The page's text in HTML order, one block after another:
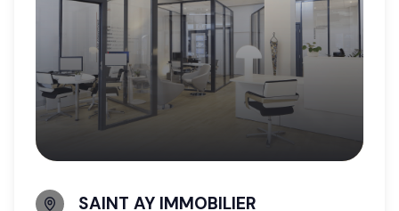
SAINT AY IMMOBILIER